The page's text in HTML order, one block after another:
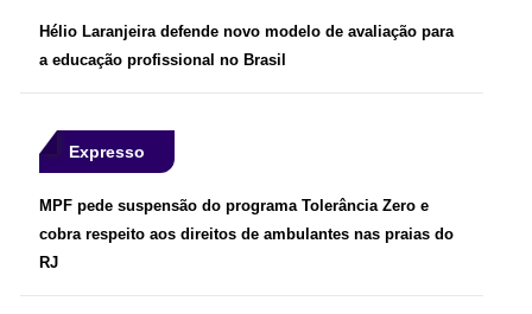
Hélio Laranjeira defende novo modelo de avaliação para
a educação profissional no Brasil
Expresso
MPF pede suspensão do programa Tolerância Zero e
cobra respeito aos direitos de ambulantes nas praias do
RJ